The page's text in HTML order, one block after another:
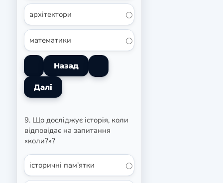
архітектори
математики
9. Що досліджує історія, коли
відповідає на запитання
«коли?»?
історичні пам’ятки